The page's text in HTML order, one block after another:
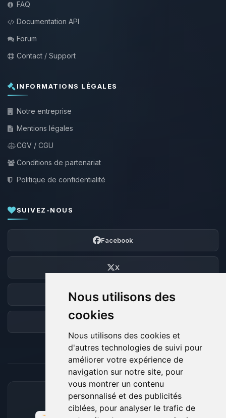
Nous utilisons des
cookies
Nous utilisons des cookies et
d'autres technologies de suivi pour
améliorer votre expérience de
navigation sur notre site, pour
vous montrer un contenu
personnalisé et des publicités
ciblées, pour analyser le trafic de
FAQ
Documentation API
Forum
Contact / Support
INFORMATIONS LÉGALES
Notre entreprise
Mentions légales
CGV / CGU
Conditions de partenariat
Politique de confidentialité
SUIVEZ-NOUS
Facebook
X
Discord
Forum
MOYENS DE PAIEMENT ACCEPTÉS